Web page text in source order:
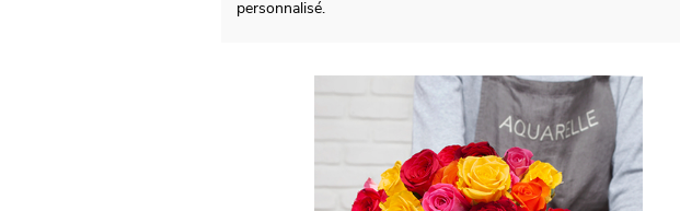
personnalisé.